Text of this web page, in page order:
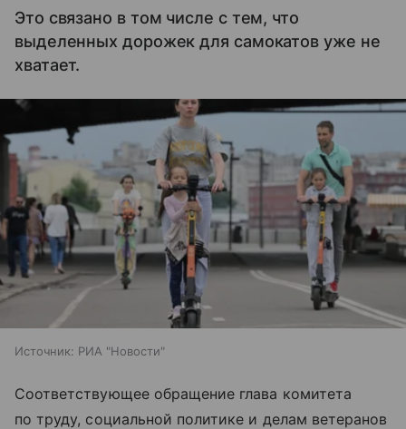
Это связано в том числе с тем, что
выделенных дорожек для самокатов уже не
хватает.
Источник: РИА "Новости"
Соответствующее обращение глава комитета
по труду, социальной политике и делам ветеранов